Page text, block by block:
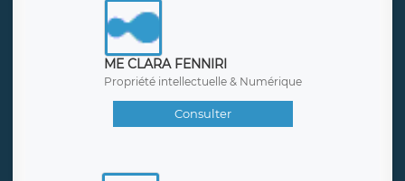
ME CLARA FENNIRI
Propriété intellectuelle & Numérique
Consulter